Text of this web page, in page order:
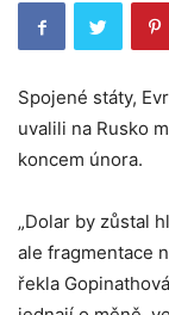
Spojené státy,
uvalili na Rusko
koncem února.
„Dolar by zůstal
ale fragmentace
řekla